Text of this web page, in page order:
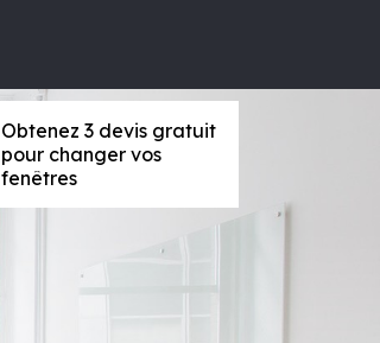
Obtenez 3 devis gratuit
pour changer vos
fenêtres